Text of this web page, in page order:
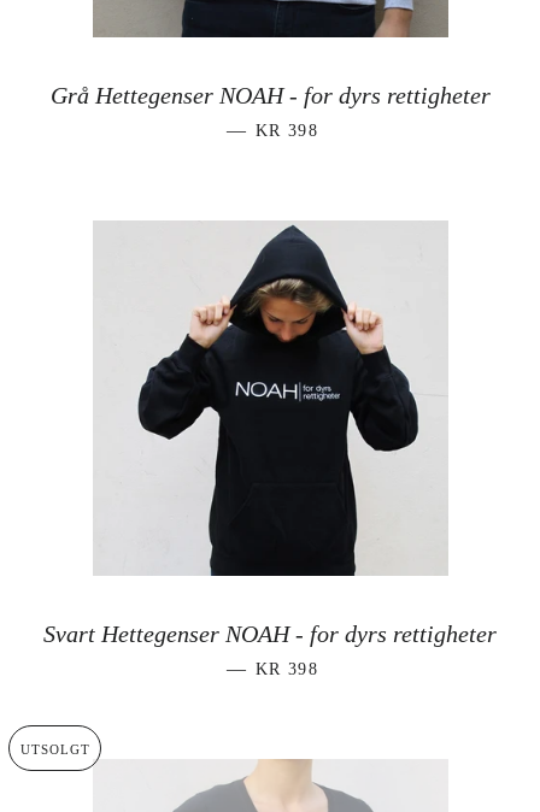
Grå Hettegenser NOAH - for dyrs rettigheter
— VANLIG PRIS
KR 398
Svart Hettegenser NOAH - for dyrs rettigheter
— VANLIG PRIS
KR 398
UTSOLGT